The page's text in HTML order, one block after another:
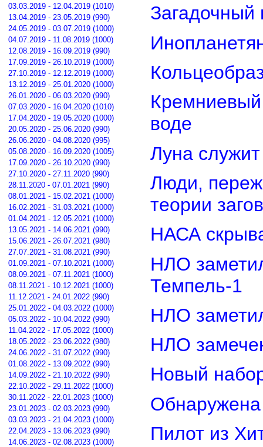
03.03.2019 - 12.04.2019 (1010)
13.04.2019 - 23.05.2019 (990)
24.05.2019 - 03.07.2019 (1000)
04.07.2019 - 11.08.2019 (1000)
12.08.2019 - 16.09.2019 (990)
17.09.2019 - 26.10.2019 (1000)
27.10.2019 - 12.12.2019 (1000)
13.12.2019 - 25.01.2020 (1000)
26.01.2020 - 06.03.2020 (990)
07.03.2020 - 16.04.2020 (1010)
17.04.2020 - 19.05.2020 (1000)
20.05.2020 - 25.06.2020 (990)
26.06.2020 - 04.08.2020 (995)
05.08.2020 - 16.09.2020 (1005)
17.09.2020 - 26.10.2020 (990)
27.10.2020 - 27.11.2020 (990)
28.11.2020 - 07.01.2021 (990)
08.01.2021 - 15.02.2021 (1000)
16.02.2021 - 31.03.2021 (1000)
01.04.2021 - 12.05.2021 (1000)
13.05.2021 - 14.06.2021 (990)
15.06.2021 - 26.07.2021 (980)
27.07.2021 - 31.08.2021 (990)
01.09.2021 - 07.10.2021 (1000)
08.09.2021 - 07.11.2021 (1000)
08.11.2021 - 10.12.2021 (1000)
11.12.2021 - 24.01.2022 (990)
25.01.2022 - 04.03.2022 (1000)
05.03.2022 - 10.04.2022 (990)
11.04.2022 - 17.05.2022 (1000)
18.05.2022 - 23.06.2022 (980)
24.06.2022 - 31.07.2022 (990)
01.08.2022 - 13.09.2022 (990)
14.09.2022 - 21.10.2022 (990)
22.10.2022 - 29.11.2022 (1000)
30.11.2022 - 22.01.2023 (1000)
23.01.2023 - 02.03.2023 (990)
03.03.2023 - 21.04.2023 (1000)
22.04.2023 - 13.06.2023 (990)
14.06.2023 - 02.08.2023 (1000)
воде
Луна
Люди,
теории
НАСА
НЛО
Темпель-1
НЛО
НЛО
Новый
Обнаружена
Пилот из